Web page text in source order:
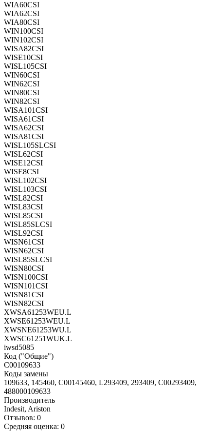
WIA60CSI
WIA62CSI
WIA80CSI
WIN100CSI
WIN102CSI
WISA82CSI
WISE10CSI
WISL105CSI
WIN60CSI
WIN62CSI
WIN80CSI
WIN82CSI
WISA101CSI
WISA61CSI
WISA62CSI
WISA81CSI
WISL105SLCSI
WISL62CSI
WISE12CSI
WISE8CSI
WISL102CSI
WISL103CSI
WISL82CSI
WISL83CSI
WISL85CSI
WISL85SLCSI
WISL92CSI
WISN61CSI
WISN62CSI
WISL85SLCSI
WISN80CSI
WISN100CSI
WISN101CSI
WISN81CSI
WISN82CSI
XWSA61253WEU.L
XWSE61253WEU.L
XWSNE61253WU.L
XWSC61251WUK.L
iwsd5085
Код ("Общие")
C00109633
Коды замены
109633, 145460, C00145460, L293409, 293409, C00293409,
488000109633
Производитель
Indesit, Ariston
Отзывов: 0
Средняя оценка: 0